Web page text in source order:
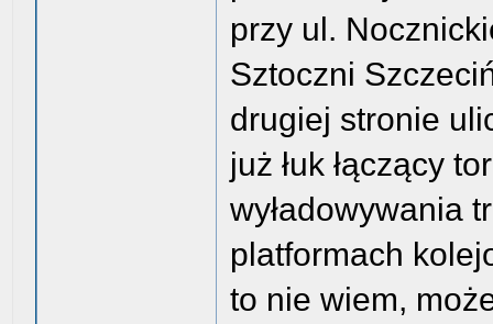
przy ul.
Sztoczni
drugiej stronie
już łuk łączący
wyładowywania
platformach
to nie wiem,